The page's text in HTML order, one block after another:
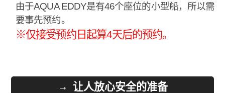
由于AQUA EDDY是有46个座位的小型船，所以需
要事先预约。
※仅接受预约日起算4天后的预约。
让人放心安全的准备